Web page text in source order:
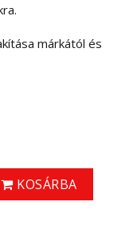
márkától és
KOSÁRBA